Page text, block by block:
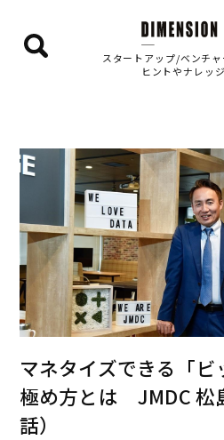
検
を
る
スタートアップ/ベンチ
ヒントやナレッ
マネタイズできる「
極め方とは JMDC 松
話）